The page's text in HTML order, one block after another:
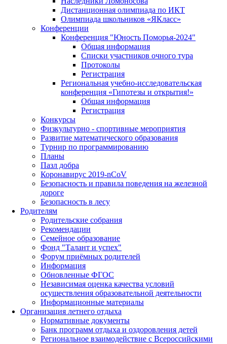
Дистанционная олимпиада по ИКТ
Олимпиада школьников «ЯКласс»
Конференции
Конференция "Юность Поморья-2024"
Общая информация
Списки участников очного тура
Протоколы
Регистрация
Региональная учебно-исследовательская
конференция «Гипотезы и открытия!»
Общая информация
Регистрация
Конкурсы
Физкультурно - спортивные мероприятия
Развитие математического образования
Турнир по программированию
Планы
Пазл добра
Коронавирус 2019-nCoV
Безопасность и правила поведения на железной
дороге
Безопасность в лесу
Родителям
Родительские собрания
Рекомендации
Семейное образование
Фонд "Талант и успех"
Форум приёмных родителей
Информация
Обновленные ФГОС
Независимая оценка качества условий
осуществления образовательной деятельности
Информационные материалы
Организация летнего отдыха
Нормативные документы
Банк программ отдыха и оздоровления детей
Региональное взаимодействие с Всероссийскими